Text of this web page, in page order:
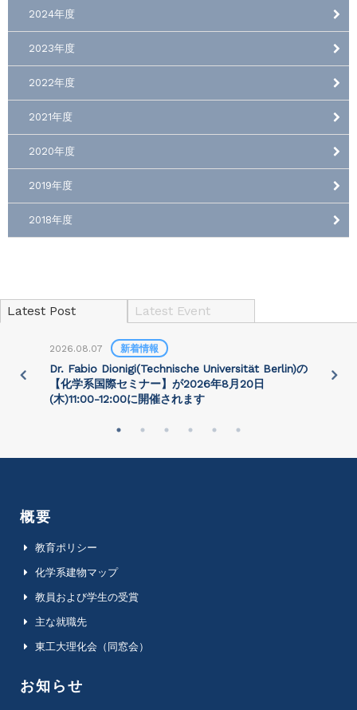
2024年度
2023年度
2022年度
2021年度
2020年度
2019年度
2018年度
Latest Post Latest Event
2026.08.07 新着情報
Dr. Fabio Dionigi(Technische Universität Berlin)の
【化学系国際セミナー】が2026年8⽉20⽇
(⽊)11:00-12:00に開催されます
概要
教育ポリシー
化学系建物マップ
教員および学生の受賞
主な就職先
東工大理化会（同窓会）
お知らせ